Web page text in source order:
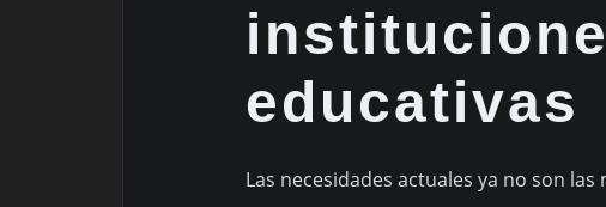
educativas
Las necesidades actuales ya no son las